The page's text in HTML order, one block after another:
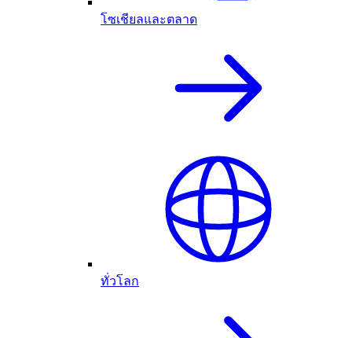
โซเชียลและตลาด
ทั่วโลก